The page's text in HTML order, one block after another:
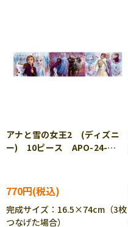
アナと雪の女王2 (ディズニ
ー) 10ピース APO-24-
770円
完成サイズ：16.5×74cm（3枚
つなげた場合）